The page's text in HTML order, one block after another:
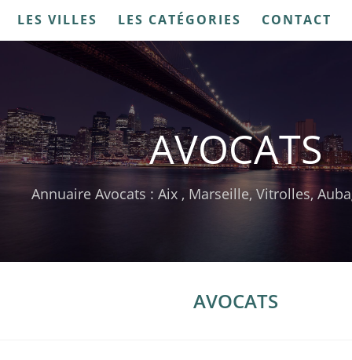
LES VILLES LES CATÉGORIES CONTACT
AVOCATS
Annuaire Avocats : Aix , Marseille, Vitrolles,
AVOCATS